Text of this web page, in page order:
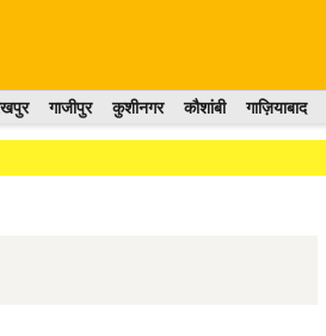
गाजीपुर कुशीनगर कौशांबी गाज़ियाबाद